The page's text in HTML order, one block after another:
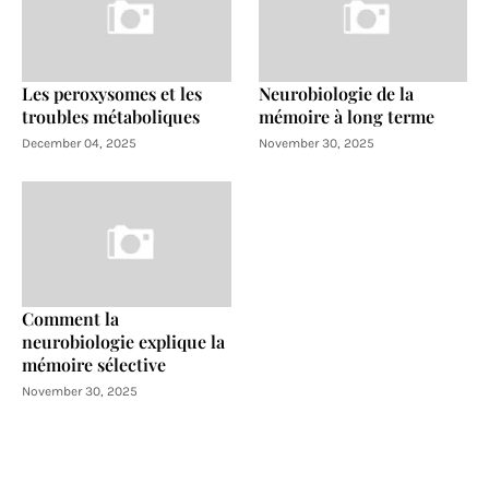
Les peroxysomes et les
troubles métaboliques
December 04, 2025
Neurobiologie de la
mémoire à long terme
November 30, 2025
Comment la
neurobiologie explique la
mémoire sélective
November 30, 2025